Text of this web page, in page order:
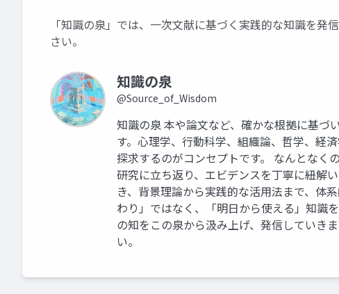
「知識の泉」では、一次文献に基づく実践的な知識を
さい。
知識の泉
@Source_of_Wisdom
知識の泉 本や論文など、確かな根拠に基づ
す。心理学、行動科学、組織論、哲学、経
探求するのがコンセプトです。 なんとなく
研究に立ち返り、エビデンスを丁寧に紐解
き、背景理論から実践的な活用法まで、体
わり」ではなく、「明日から使える」知識
の知をこの泉から汲み上げ、発信していき
い。